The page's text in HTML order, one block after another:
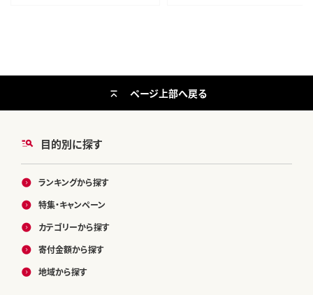
目的別に探す
ランキングから探す
特集・キャンペーン
カテゴリーから探す
寄付金額から探す
地域から探す
ページ上部へ戻る